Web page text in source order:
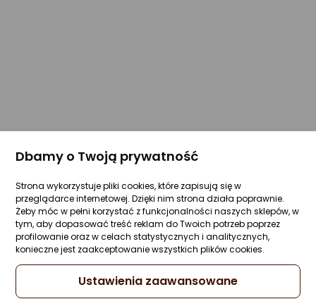
Dbamy o Twoją prywatność
Strona wykorzystuje pliki cookies, które zapisują się w
przeglądarce internetowej. Dzięki nim strona działa poprawnie.
Żeby móc w pełni korzystać z funkcjonalności naszych sklepów, w
tym, aby dopasować treść reklam do Twoich potrzeb poprzez
profilowanie oraz w celach statystycznych i analitycznych,
konieczne jest zaakceptowanie wszystkich plików cookies.
Ustawienia zaawansowane